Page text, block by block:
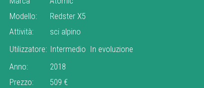
Modello:
Redster X5
Attività:
sci alpino
Utilizzatore: Intermedio In evoluzione
Anno:
2018
Prezzo:
509 €